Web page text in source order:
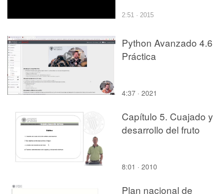
2:51 · 2015
Python Avanzado 4.6
Práctica
4:37 · 2021
Capítulo 5. Cuajado y
desarrollo del fruto
8:01 · 2010
Plan nacional de